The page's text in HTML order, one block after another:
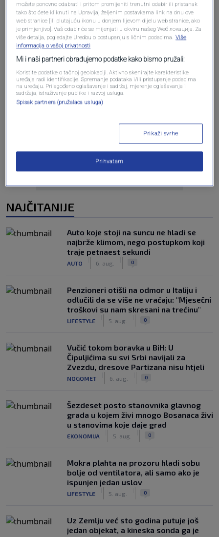
Oglas
NAJČITANIJE
Auto koje stoji na suncu ne hladi se
najbrže klimom, nego postupkom koji
traje petnaest sekundi
AUTO 6. aug. 0
Penzioneri otišli na odmor u Italiju i
odlučili da se više ne vraćaju: "Mjesečni
troškovi su nam skresani na trećinu"
LIFESTYLE 5. aug. 0
Vučić tokom boravka u BiH: U
Čipuljićima su svi Srbi navijali za
Zvezdu, dresove Partizana nisu htjeli
NOGOMET 6. aug. 0
Šezdeset posto stanovnika glavnog
grada u kojem živi mnogo Bosanaca živi
u stanovima koje daje grad
EKONOMIJA 5. aug. 0
Mokra plahta na prozoru hladi sobu
bolje od ventilatora, ali samo ako je
ispunjen jedan uslov
LIFESTYLE 5. aug. 0
Uz Zemlju već sto godina putuje još
jedan objekat, a kineska sonda ga je
možete ponovno odabrati i pritom promijeniti trenutni odabir ili pristanak
tako što ćete kliknuti na Upravljaj željenim postavkama link na dnu ove
web stranice [ili plutajuću ikonu u donjem lijevom dijelu web stranice, ako
je primjenjivo]. Vaš odabir će se mijenjati u okviru našeg Wеб локација. Za
više detalja, pogledajte Uredbu o postupanju s ličnim podacima. Više
informacija o vašoj privatnosti
Mi i naši partneri obrađujemo podatke kako bismo pružali:
Koristite podatke o tačnoj geolokaciji. Aktivno skenirajte karakteristike
uređaja radi identifikacije. Spremanje podataka i/ili pristupanje podacima
na uređaju. Prilagođeno oglašavanje i sadržaj, mjerenje oglašavanja i
sadržaja, istraživanje publike i razvoj usluga.
Spisak partnera (pružalaca usluga)
Prikaži svrhe
Prihvatam